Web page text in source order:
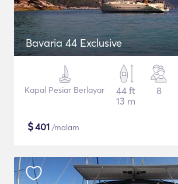
Bavaria 44 Exclusive
Kapal Pesiar Berlayar
44 ft
13 m
8
$401 /malam